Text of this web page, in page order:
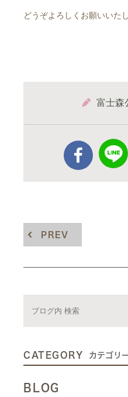
どうぞよろしくお願いいた
富士森
PREV
CATEGORY カテゴリ
BLOG